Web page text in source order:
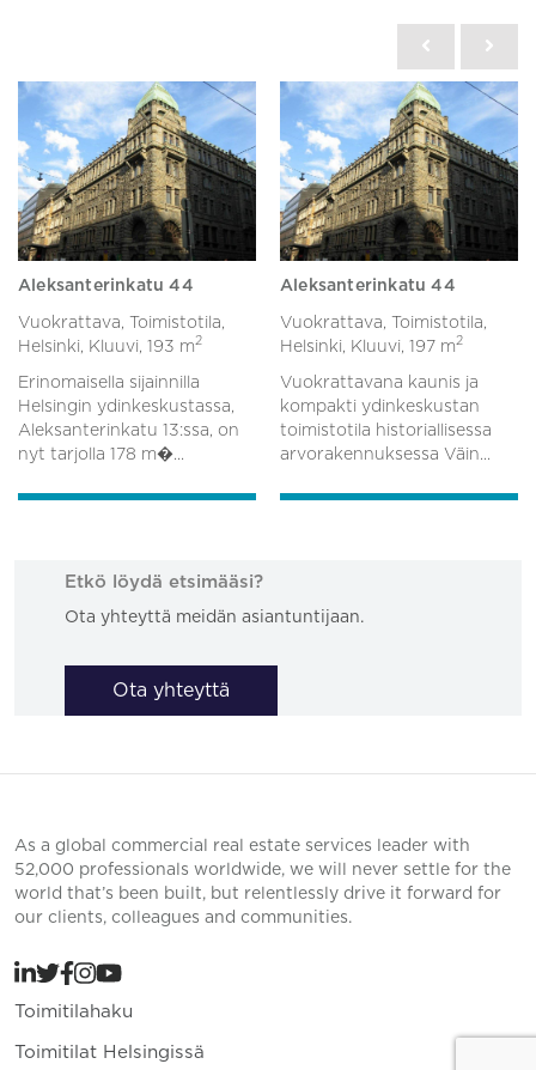
Aleksanterinkatu 44
Vuokrattava, Toimistotila,
Helsinki, Kluuvi, 193 m2
Erinomaisella sijainnilla
Helsingin ydinkeskustassa,
Aleksanterinkatu 13:ssa, on
nyt tarjolla 178 m�...
Aleksanterinkatu 44
Vuokrattava, Toimistotila,
Helsinki, Kluuvi, 197 m2
Vuokrattavana kaunis ja
kompakti ydinkeskustan
toimistotila historiallisessa
arvorakennuksessa Väin...
Etkö löydä etsimääsi?
Ota yhteyttä meidän asiantuntijaan.
Ota yhteyttä
As a global commercial real estate services leader with
52,000 professionals worldwide, we will never settle for the
world that’s been built, but relentlessly drive it forward for
our clients, colleagues and communities.
Toimitilahaku
Toimitilat Helsingissä